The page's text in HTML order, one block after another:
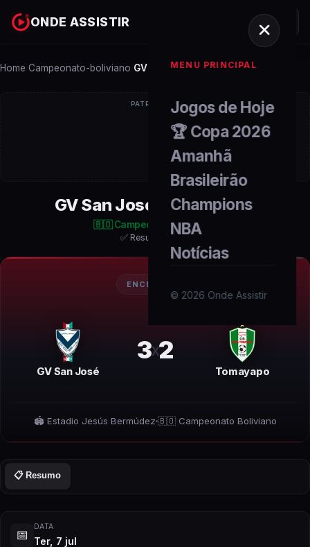
ONDE ASSISTIR
MENU PRINCIPAL
Jogos de Hoje
🏆 Copa 2026
Amanhã
Brasileirão
Champions
NBA
Notícias
© 2026 Onde Assistir
Home Campeonato-boliviano GV San José x Tomayapo
PATROCÍNIO
GV San José x Tomayapo
🇧🇴 Campeonato Boliviano
✅ Resultado Final
ENCERRADO
GV San José
3x2
Tomayapo
🏟️ Estadio Jesús Bermúdez 🇧🇴 Campeonato Boliviano
📋 Resumo
📅
DATA
Ter, 7 jul